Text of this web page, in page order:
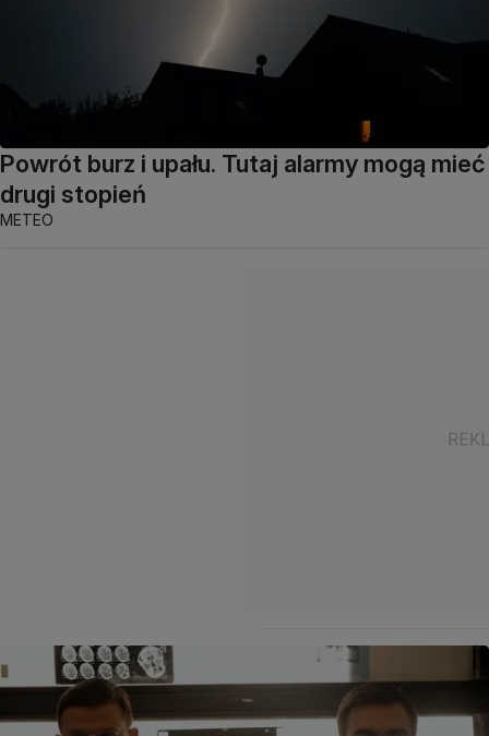
Powrót burz i upału. Tutaj alarmy mogą mieć
drugi stopień
METEO